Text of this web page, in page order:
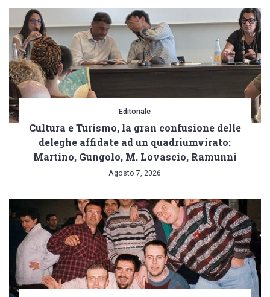
Comunale
monotematico”
Editoriale
Cultura e Turismo, la gran confusione delle
deleghe affidate ad un quadriumvirato:
Martino, Gungolo, M. Lovascio, Ramunni
Agosto 7, 2026